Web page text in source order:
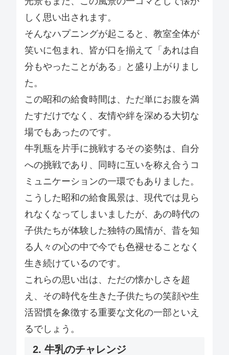
しく思い出されます。
そんなハプニングが起こると、教室全体が
笑いに包まれ、皆が口を揃えて「あれは自
分もやったことがある」と盛り上がりまし
た。
この昭和の給食時間は、ただ単にお腹を満
たすだけでなく、友情や絆を深める大切な
場でもあったのです。
牛乳瓶を片手に挑戦するその姿勢は、自分
への挑戦であり、同時に互いを称え合うコ
ミュニケーションの一環でもありました。
こうした昭和の給食風景は、現代では見ら
れなくなってしまいましたが、あの時代の
子供たちが体験した独特の風情が、昔を知
る人々の心の中で今でも色褪せることなく
生き続けているのです。
これらの思い出は、ただの懐かしさを超
え、その時代を生きた子供たちの笑顔や生
活習慣を象徴する重要な文化の一部といえ
るでしょう。
2. 牛乳のチャレンジ